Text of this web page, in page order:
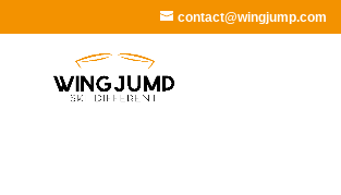
contact@wingjump.com